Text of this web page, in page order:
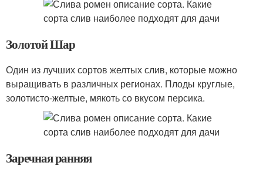
Золотой Шар
Один из лучших сортов желтых слив, которые можно
выращивать в различных регионах. Плоды круглые,
золотисто-желтые, мякоть со вкусом персика.
Заречная ранняя